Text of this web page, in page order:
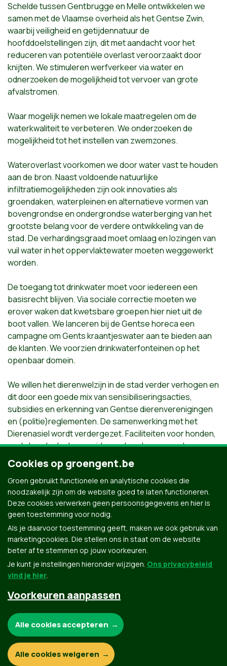
Schelde tussen Gentbrugge en Melle ontwikkelen we
samen met de Vlaamse overheid als het Gentse Zwin,
waarbij veiligheid en getijdennatuur de
hoofddoelstellingen zijn, dit met aandacht voor het
reduceren van potentiële overlast veroorzaakt door
knijten. We stimuleren werfverkeer via water en
odnerzoeken de mogelijkheid tot vervoer van grote
afvalstromen.
Waar mogelijk nemen we lokale maatregelen om de
waterkwaliteit te verbeteren. We onderzoeken de
mogelijkheid tot het instellen van zwemzones.
Wateroverlast voorkomen we door water vast te houden
aan de bron. Naast voldoende natuurlijke
infiltratiemogelijkheden zijn ook innovaties als
groendaken, waterpleinen en alternatieve vormen van
bovengrondse en ondergrondse waterberging van het
grootste belang voor de verdere ontwikkeling van de
stad. De verhardingsgraad moet omlaag en lozingen van
vuil water in het oppervlaktewater moeten weggewerkt
worden.
De toegang tot drinkwater moet voor iedereen een
basisrecht blijven. Via sociale correctie moeten we
erover waken dat kwetsbare groepen hier niet uit de
boot vallen. We lanceren bij de Gentse horeca een
campagne om Gents kraantjeswater aan te bieden aan
de klanten. We voorzien drinkwaterfonteinen op het
openbaar domein.
We willen het dierenwelzijn in de stad verder verhogen en
dit door een goede mix van sensibiliseringsacties,
subsidies en erkenning van Gentse dierenverenigingen
en (politie)reglementen. De samenwerking met het
Dierenasiel wordt verdergezet. Faciliteiten voor honden,
zoals hondenlosloopweides en hondenpoeppalen,
bouwen we verder uit. We creëren een
dierenbegraafplaats of –strooiweide in Gent.
Groen.be
© Copyright Groen 2026 | Gemaakt met NationBuilder
Contact Privacybeleid
Cookies op groengent.be
Groen gebruikt functionele en analytische cookies die
noodzakelijk zijn om de website goed te laten functioneren.
Deze cookies verwerken geen persoonsgegevens en hier is
geen toestemming voor nodig.
Als je daarvoor toestemming geeft, maken we ook gebruik van
marketingcookies. Die stellen ons in staat om de website
beter af te stemmen op jouw voorkeuren.
Je kunt je instellingen hieronder wijzigen. Ons privacybeleid
vind je hier.
Voorkeuren aanpassen
Functionele en analytische cookies:
Alle cookies accepteren
Alle cookies weigeren